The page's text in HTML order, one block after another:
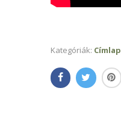
Kategóriák: Címlap